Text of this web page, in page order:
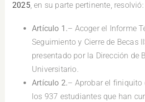
2025,en su parte pertinente, resolvió:
Artículo 1.– Acoger el Informe
Seguimiento y Cierre de Becas
presentado por la Dirección de
Universitario.
Artículo 2.– Aprobar el finiquito
los 937 estudiantes que han